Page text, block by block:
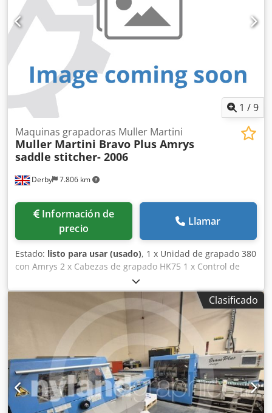
1 /9
Derby 7.806 km
Maquinas grapadoras Muller Martini
Muller Martini Bravo Plus Amrys
saddle stitcher- 2006
Información de
precio
Llamar
Estado: listo para usar (usado), 1 x Unidad de grapado 380
con Amrys 2 x Cabezas de grapado HK75 1 x Control de
calibre con rechazo 1 x Monitor de montura oblicua para
hojas 1 x Jogger de avance remoto Cjdpfxsxya Eqo Anverf 5
x Alimentadores de secciones 370 con Amrys 1 x
Alimentador de cubiertas 554 con Amrys 1 x Guillotina
trilateral 449 con Amrys 1 x Entrega apiladora Muller
Martini Perfetto 450
Clasificado